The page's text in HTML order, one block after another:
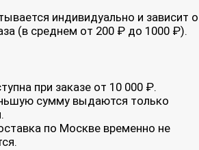
индивидуально и зависит
(в среднем от 200 ₽ до 1000 ₽).
при заказе от 10 000 ₽.
сумму выдаются только
по Москве временно не